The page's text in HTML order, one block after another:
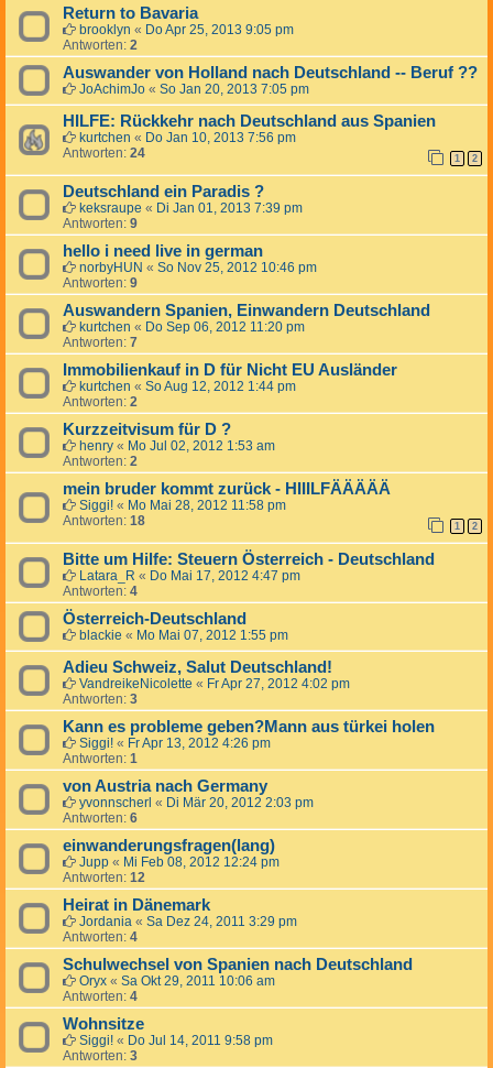
Return to Bavaria
brooklyn « Do Apr 25, 2013 9:05 pm
Antworten: 2
Auswander von Holland nach Deutschland -- Beruf ??
JoAchimJo « So Jan 20, 2013 7:05 pm
HILFE: Rückkehr nach Deutschland aus Spanien
kurtchen « Do Jan 10, 2013 7:56 pm
Antworten: 24 1 2
Deutschland ein Paradis ?
keksraupe « Di Jan 01, 2013 7:39 pm
Antworten: 9
hello i need live in german
norbyHUN « So Nov 25, 2012 10:46 pm
Antworten: 9
Auswandern Spanien, Einwandern Deutschland
kurtchen « Do Sep 06, 2012 11:20 pm
Antworten: 7
Immobilienkauf in D für Nicht EU Ausländer
kurtchen « So Aug 12, 2012 1:44 pm
Antworten: 2
Kurzzeitvisum für D ?
henry « Mo Jul 02, 2012 1:53 am
Antworten: 2
mein bruder kommt zurück - HIIILFÄÄÄÄÄ
Siggi! « Mo Mai 28, 2012 11:58 pm
Antworten: 18 1 2
Bitte um Hilfe: Steuern Österreich - Deutschland
Latara_R « Do Mai 17, 2012 4:47 pm
Antworten: 4
Österreich-Deutschland
blackie « Mo Mai 07, 2012 1:55 pm
Adieu Schweiz, Salut Deutschland!
VandreikeNicolette « Fr Apr 27, 2012 4:02 pm
Antworten: 3
Kann es probleme geben?Mann aus türkei holen
Siggi! « Fr Apr 13, 2012 4:26 pm
Antworten: 1
von Austria nach Germany
yvonnscherl « Di Mär 20, 2012 2:03 pm
Antworten: 6
einwanderungsfragen(lang)
Jupp « Mi Feb 08, 2012 12:24 pm
Antworten: 12
Heirat in Dänemark
Jordania « Sa Dez 24, 2011 3:29 pm
Antworten: 4
Schulwechsel von Spanien nach Deutschland
Oryx « Sa Okt 29, 2011 10:06 am
Antworten: 4
Wohnsitze
Siggi! « Do Jul 14, 2011 9:58 pm
Antworten: 3